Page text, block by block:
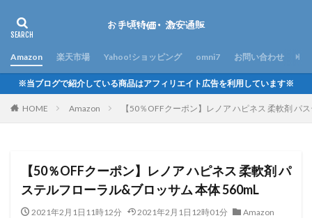
Amazon 楽天市場 Yahoo!ショッピング omni7 お問い合わせ
※当ブログで紹介している商品はアフィリエイト広告を利用しています※
HOME Amazon 【50％OFFクーポン】レノア ハピネス 柔軟剤 パ
【50％OFFクーポン】レノア ハピネス 柔軟剤 パ
ステルフローラル&ブロッサム 本体 560mL
2021年2月1日11時12分 2021年2月1日12時01分 Amazon